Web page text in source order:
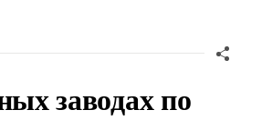
заводах по